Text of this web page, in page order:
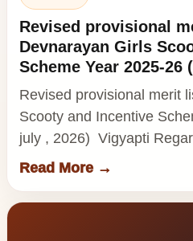
Revised provisional
Devnarayan Girls
Scheme Year 2025-26
Revised provisional merit
Scooty and Incentive
july , 2026) Vigyapti
Read More →